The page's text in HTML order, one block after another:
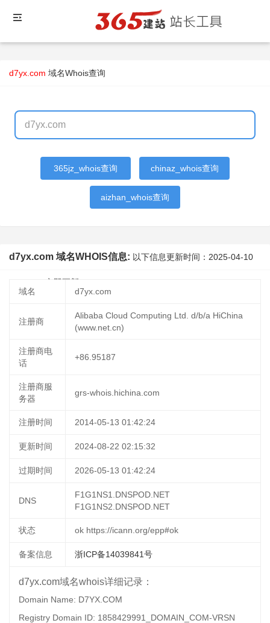
d7yx.com 域名Whois查询
365jz_whois查询 chinaz_whois查询
aizhan_whois查询
d7yx.com 域名WHOIS信息: 以下信息更新时间： 2025-04-10
立即更新
域名
d7yx.com
注册商
Alibaba Cloud Computing Ltd. d/b/a HiChina
(www.net.cn)
注册商电
话
+86.95187
注册商服
务器
grs-whois.hichina.com
注册时间 2014-05-13 01:42:24
更新时间 2024-08-22 02:15:32
过期时间 2026-05-13 01:42:24
DNS
F1G1NS1.DNSPOD.NET
F1G1NS2.DNSPOD.NET
状态 ok https://icann.org/epp#ok
备案信息 浙ICP备14039841号
d7yx.com域名whois详细记录：
Domain Name: D7YX.COM
Registry Domain ID: 1858429991_DOMAIN_COM-VRSN